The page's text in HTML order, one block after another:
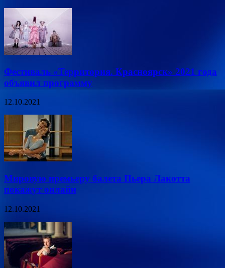
Фестиваль «Территория. Красноярск» 2021 года
объявил программу
12.10.2021
Мировую премьеру балета Пьера Лакотта
покажут онлайн
12.10.2021